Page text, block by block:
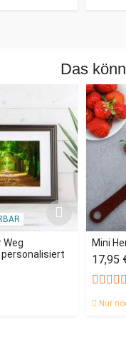
Das
Weg
personalisiert
Mini
17,95
Nur